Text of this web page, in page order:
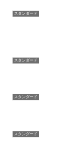
スタンダード
スタンダード
スタンダード
スタンダード